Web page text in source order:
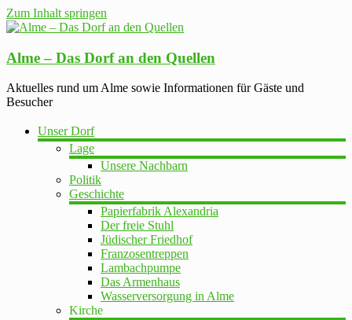
Zum Inhalt springen
Alme – Das Dorf an den Quellen
Aktuelles rund um Alme sowie Informationen für Gäste und
Besucher
Unser Dorf
Lage
Unsere Nachbarn
Politik
Geschichte
Papierfabrik Alexandria
Der freie Stuhl
Jüdischer Friedhof
Franzosentreppen
Lambachpumpe
Das Armenhaus
Wasserversorgung in Alme
Kirche